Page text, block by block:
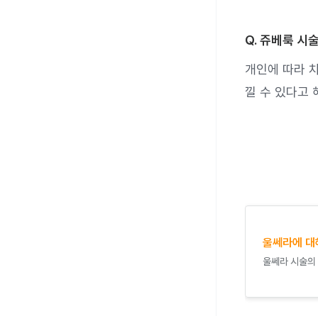
Q. 쥬베룩 시
개인에 따라
낄 수 있다고
울쎄라에
울쎄라 시술